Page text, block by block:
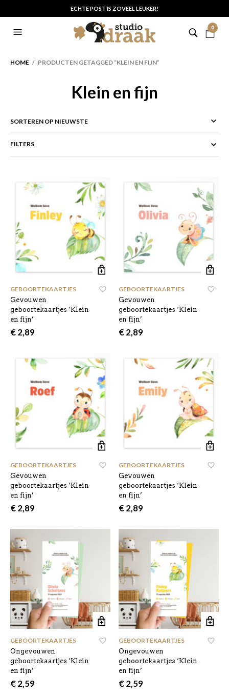
ECHTE POST IS ZOVEEL LEUKER!
0
HOME / PRODUCTEN GETAGGED “KLEIN EN FIJN”
Klein en fijn
FILTERS
GEBOORTEKAARTJES
Gevouwen
geboortekaartjes ‘Klein
en fijn’
€2,89
GEBOORTEKAARTJES
Gevouwen
geboortekaartjes ‘Klein
en fijn’
€2,89
GEBOORTEKAARTJES
Gevouwen
geboortekaartjes ‘Klein
en fijn’
€2,89
GEBOORTEKAARTJES
Gevouwen
geboortekaartjes ‘Klein
en fijn’
€2,89
GEBOORTEKAARTJES
Ongevouwen
geboortekaartjes ‘Klein
en fijn’
€2,59
GEBOORTEKAARTJES
Ongevouwen
geboortekaartjes ‘Klein
en fijn’
€2,59